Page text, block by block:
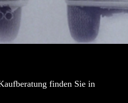
finden Sie in